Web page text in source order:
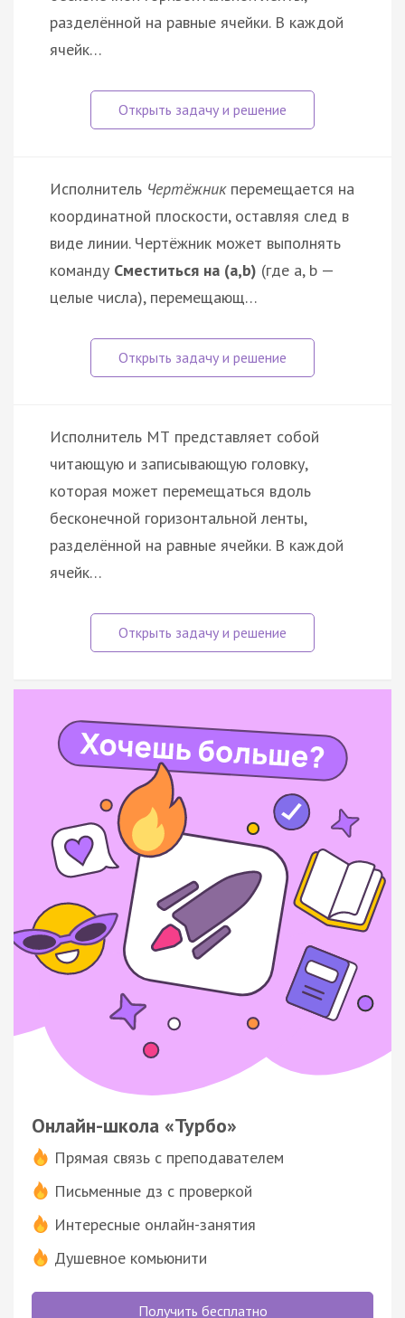
разделённой на равные ячейки. В каждой
ячейк…
Исполнитель Чертёжникперемещается на
координатной плоскости, оставляя след в
виде линии. Чертёжник может выполнять
команду Сместиться на (a,b) (где a, b —
целые числа), перемещающ…
Исполнитель МТ представляет собой
читающую и записывающую головку,
которая может перемещаться вдоль
бесконечной горизонтальной ленты,
разделённой на равные ячейки. В каждой
ячейк…
Онлайн-школа «Турбо»
Прямая связь с преподавателем
Письменные дз с проверкой
Интересные онлайн-занятия
Душевное комьюнити
Получить бесплатно